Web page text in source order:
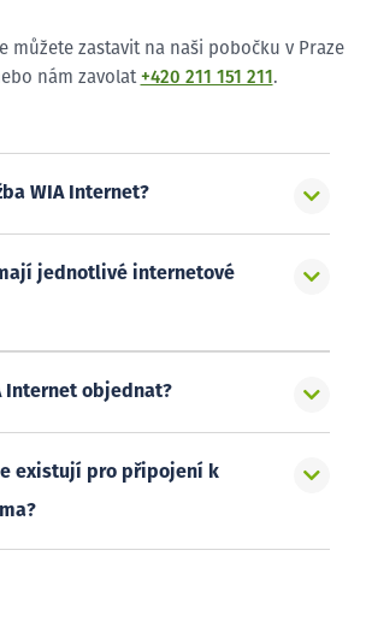
můžete zastavit na naši pobočku v Praze
nám zavolat +420 211 151 211 .
WIA Internet?
jednotlivé internetové
Internet objednat?
existují pro připojení k